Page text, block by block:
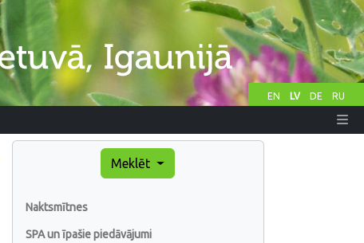
EN LV DE RU
Meklēt
Naktsmītnes
SPA un īpašie piedāvājumi